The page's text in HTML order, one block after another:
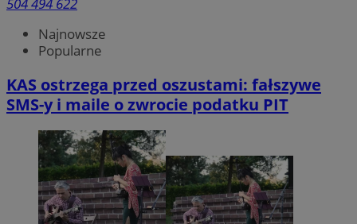
Najnowsze
Popularne
KAS ostrzega przed oszustami: fałszywe
SMS-y i maile o zwrocie podatku PIT